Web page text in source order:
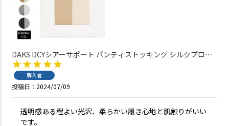
DAKS DCYシアーサポート パンティストッキング シルクプロテ
イン加工 ウエストゆったり レディース 日本製【365日最短翌日
発送】 01514002
購入者
投稿日 2024/07/09
透明感ある程よい光沢、柔らかい履き心地と肌触りがいい
です。